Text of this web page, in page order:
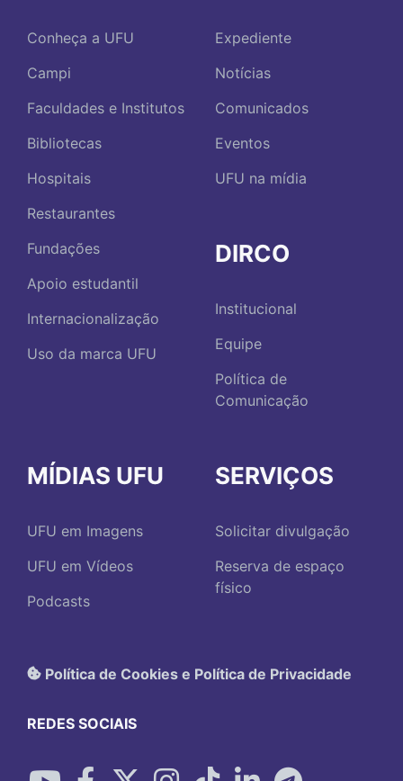
Conheça a UFU
Campi
Faculdades e Institutos
Bibliotecas
Hospitais
Restaurantes
Fundações
Apoio estudantil
Internacionalização
Uso da marca UFU
Expediente
Notícias
Comunicados
Eventos
UFU na mídia
DIRCO
Institucional
Equipe
Política de
Comunicação
MÍDIAS UFU
UFU em Imagens
UFU em Vídeos
Podcasts
SERVIÇOS
Solicitar divulgação
Reserva de espaço
físico
Política de Cookies e Política de Privacidade
REDES SOCIAIS